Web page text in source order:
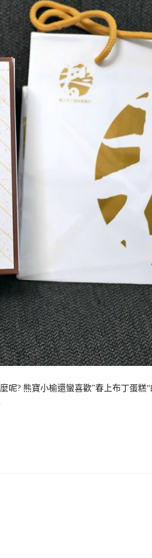
? 熊寶小榆還蠻喜歡”春上布丁蛋糕